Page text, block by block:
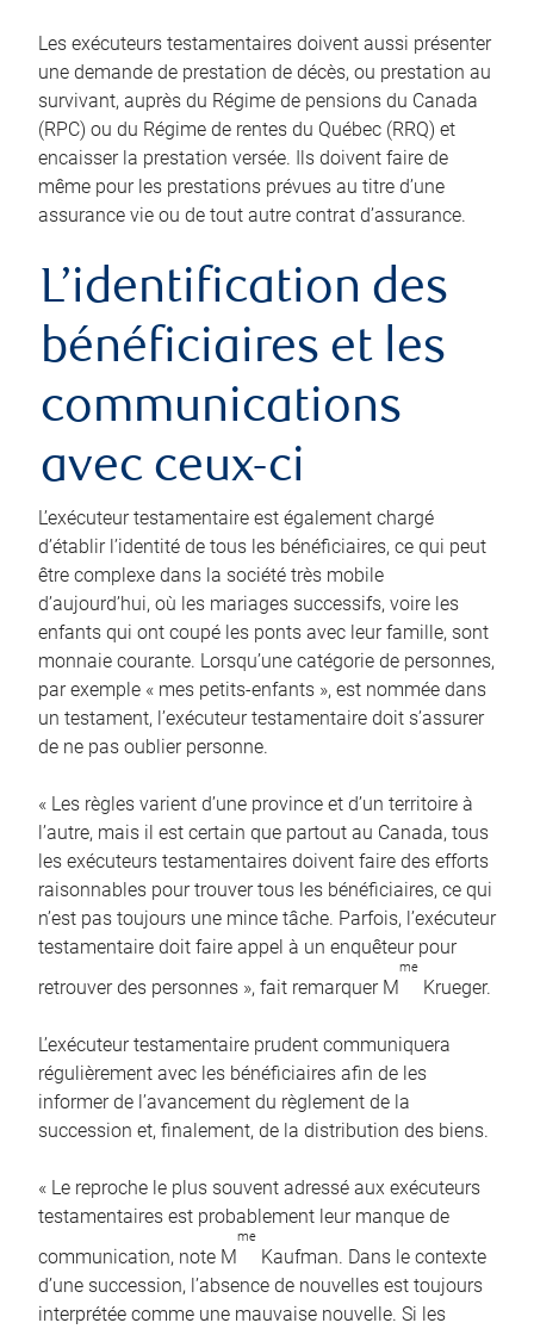
Les exécuteurs testamentaires doivent aussi présenter
une demande de prestation de décès, ou prestation au
survivant, auprès du Régime de pensions du Canada
(RPC) ou du Régime de rentes du Québec (RRQ) et
encaisser la prestation versée. Ils doivent faire de
même pour les prestations prévues au titre d’une
assurance vie ou de tout autre contrat d’assurance.
L’identification des
bénéficiaires et les
communications
avec ceux-ci
L’exécuteur testamentaire est également chargé
d’établir l’identité de tous les bénéficiaires, ce qui peut
être complexe dans la société très mobile
d’aujourd’hui, où les mariages successifs, voire les
enfants qui ont coupé les ponts avec leur famille, sont
monnaie courante. Lorsqu’une catégorie de personnes,
par exemple « mes petits-enfants », est nommée dans
un testament, l’exécuteur testamentaire doit s’assurer
de ne pas oublier personne.
« Les règles varient d’une province et d’un territoire à
l’autre, mais il est certain que partout au Canada, tous
les exécuteurs testamentaires doivent faire des efforts
raisonnables pour trouver tous les bénéficiaires, ce qui
n’est pas toujours une mince tâche. Parfois, l’exécuteur
testamentaire doit faire appel à un enquêteur pour
retrouver des personnes », fait remarquer M
me
Krueger.
L’exécuteur testamentaire prudent communiquera
régulièrement avec les bénéficiaires afin de les
informer de l’avancement du règlement de la
succession et, finalement, de la distribution des biens.
« Le reproche le plus souvent adressé aux exécuteurs
testamentaires est probablement leur manque de
communication, note M
me
Kaufman. Dans le contexte
d’une succession, l’absence de nouvelles est toujours
interprétée comme une mauvaise nouvelle. Si les